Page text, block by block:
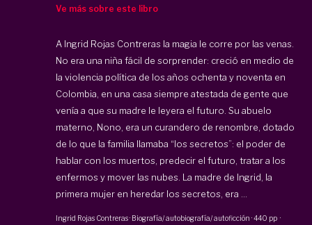
Ve más sobre este libro
A Ingrid Rojas Contreras la magia le corre por las venas.
No era una niña fácil de sorprender: creció en medio de
la violencia política de los años ochenta y noventa en
Colombia, en una casa siempre atestada de gente que
venía a que su madre le leyera el futuro. Su abuelo
materno, Nono, era un curandero de renombre, dotado
de lo que la familia llamaba “los secretos”: el poder de
hablar con los muertos, predecir el futuro, tratar a los
enfermos y mover las nubes. La madre de Ingrid, la
primera mujer en heredar los secretos, era ...
Ingrid Rojas Contreras· Biografía/ autobiografía/ autoficción ·440 pp ·